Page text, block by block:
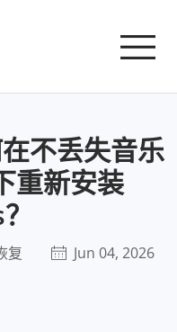
在不丢失音乐
重新安装
复 Jun 04, 2026